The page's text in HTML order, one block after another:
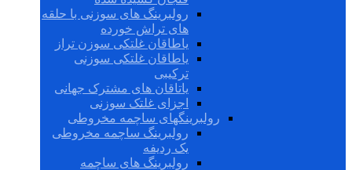
رولبرینگ های سوزنی با حلقه
های تراش خورده
یاطاقان غلتکی سوزن تراز
یاطاقان غلتکی سوزنی
ترکیبی
یاتاقان های مشترک جهانی
اجزای غلتک سوزنی
رولبرینگهای ساچمه مخروطی
رولبرینگ ساچمه مخروطی
یک ردیفه
رولبرینگ های ساچمه